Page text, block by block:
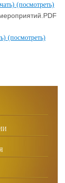
(посмотреть)
(посмотреть)